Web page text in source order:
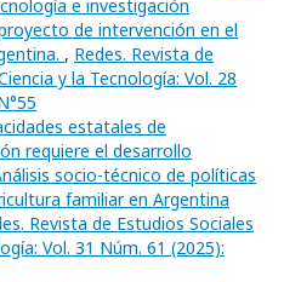
e investigación
de intervención en el
, Redes. Revista de
y la Tecnología: Vol. 28
estatales de
requiere el desarrollo
socio-técnico de políticas
familiar en Argentina
Revista de Estudios Sociales
Vol. 31 Núm. 61 (2025):